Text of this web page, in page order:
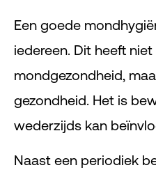
Een goede
iedereen. Dit heeft
mondgezondheid,
gezondheid. Het is
wederzijds kan
Naast een periodiek